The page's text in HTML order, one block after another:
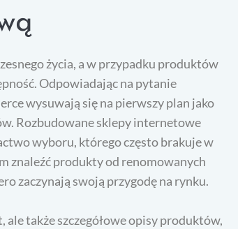
życia, a w przypadku produktów
Odpowiadając na pytanie
wysuwają się na pierwszy plan jako
Rozbudowane sklepy internetowe
wyboru, którego często brakuje w
znaleźć produkty od renomowanych
zaczynają swoją przygodę na rynku.
także szczegółowe opisy produktów,